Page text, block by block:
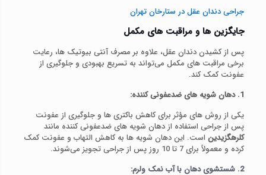
جراحی دندان عقل در ستارخان تهران
جایگزین‌ ها و مراقبت‌ های مکمل
پس از کشیدن دندان عقل، علاوه بر مصرف آنتی‌ بیوتیک‌ ها، رعایت
برخی مراقبت‌ های مکمل می‌تواند به تسریع بهبودی و جلوگیری از
عفونت کمک کند.
1. دهان‌ شویه‌ های ضدعفونی‌ کننده:
یکی از روش‌ های مؤثر برای کاهش باکتری‌ ها و جلوگیری از عفونت
پس از جراحی استفاده از دهان‌ شویه‌ های ضدعفونی‌ کننده مانند
کلرهگزیدیناست. این دهان‌ شویه‌ ها به کاهش التهاب و عفونت کمک
کرده و معمولاً برای 7 تا 10 روز پس از جراحی تجویز می‌شوند.
2. شستشوی دهان با آب نمک ولرم: